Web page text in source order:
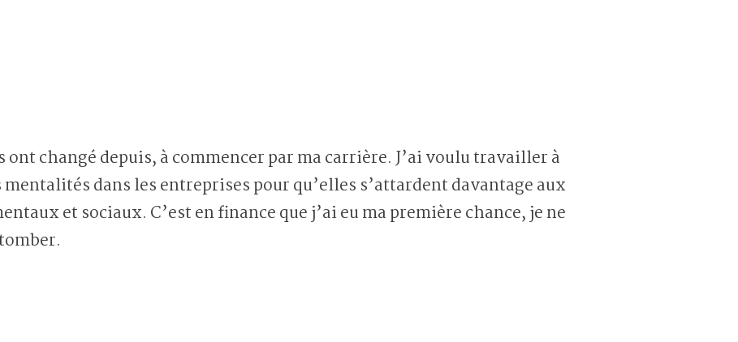
ont changé depuis, à commencer par ma carrière. J’ai voulu travailler à
dans les entreprises pour qu’elles s’attardent davantage aux
et sociaux. C’est en finance que j’ai eu ma première chance, je ne